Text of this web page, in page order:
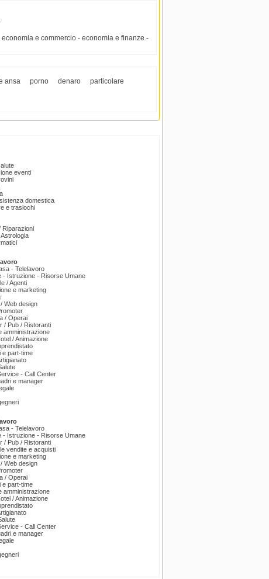
e commercio - economia e finanze -
ansa porno denaro
particolare
eventi
domestica
e traslochi
Riparazioni
- Telelavoro
- Istruzione - Risorse Umane
/ Agenti
e marketing
Web design
/ Operai
/ Pub / Ristoranti
amministrazione
/ Animazione
e part-time
- Call Center
e manager
- Telelavoro
- Istruzione - Risorse Umane
/ Pub / Ristoranti
vendite e acquisti
e marketing
Web design
/ Operai
e part-time
amministrazione
/ Animazione
- Call Center
e manager